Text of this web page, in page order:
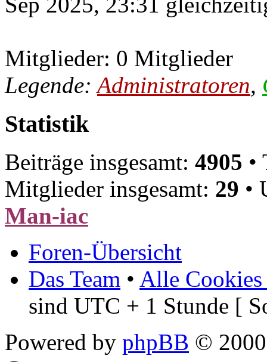
Mitglieder: 0 Mitglieder
Legende:Administratoren,
Statistik
Beiträge insgesamt: 4905 •
Mitglieder insgesamt: 29 •
Man-iac
Foren-Übersicht
Das Team • Alle Cookies
sind UTC + 1 Stunde [
Powered by phpBB ©